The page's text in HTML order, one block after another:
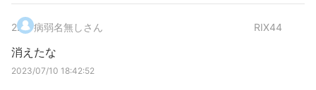
2. 病弱名無しさん RIX44
消えたな
2023/07/10 18:42:52